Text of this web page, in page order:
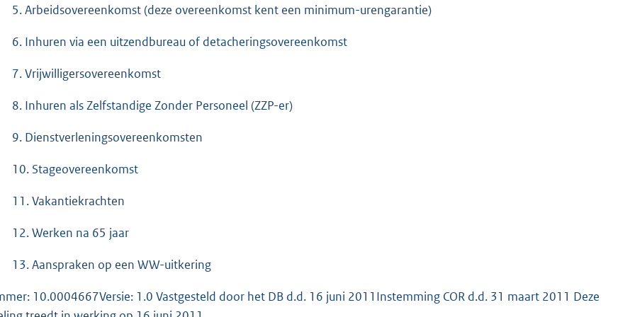
5. Arbeidsovereenkomst (deze overeenkomst kent een minimum-urengarantie)
6. Inhuren via een uitzendbureau of detacheringsovereenkomst
7. Vrijwilligersovereenkomst
8. Inhuren als Zelfstandige Zonder Personeel (ZZP-er)
9. Dienstverleningsovereenkomsten
10. Stageovereenkomst
11. Vakantiekrachten
12. Werken na 65 jaar
13. Aanspraken op een WW-uitkering
10.0004667Versie: 1.0 Vastgesteld door het DB d.d. 16 juni 2011Instemming COR d.d. 31 maart 2011 Deze